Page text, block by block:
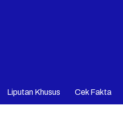
Liputan Khusus Cek Fakta